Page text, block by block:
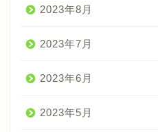
2023年8月
2023年7月
2023年6月
2023年5月